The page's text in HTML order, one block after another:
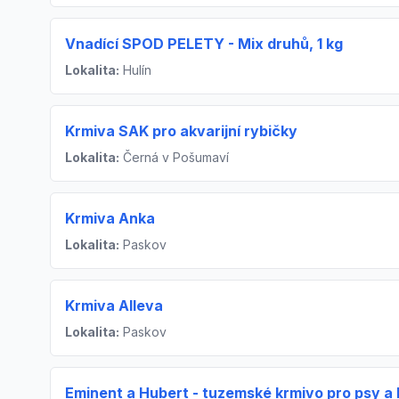
Vnadící SPOD PELETY - Mix druhů, 1 kg
Lokalita: Hulín
Krmiva SAK pro akvarijní rybičky
Lokalita: Černá v Pošumaví
Krmiva Anka
Lokalita: Paskov
Krmiva Alleva
Lokalita: Paskov
Eminent a Hubert - tuzemské krmivo pro psy a